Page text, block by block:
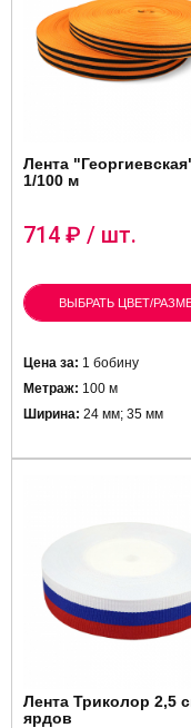
Лента
1/100 м
714 ₽ / шт.
ВЫБРАТЬ ЦВЕТ/
Цена за: 1 бобину
Метраж: 100 м
Ширина: 24 мм; 35 мм
Лента Триколор 2,5
ярдов